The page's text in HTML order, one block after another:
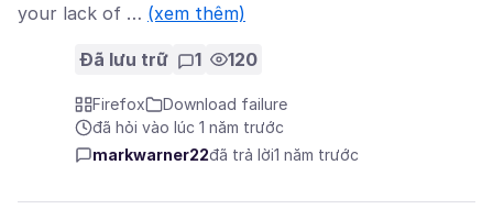
your lack of … (xem thêm)
Đã lưu trữ 1 120
Firefox
Download failure
đã hỏi vào lúc 1 năm trước
markwarner22đã trả lời1 năm trước